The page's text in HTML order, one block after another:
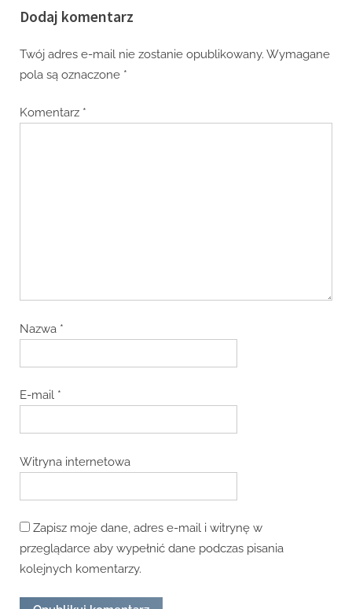
Dodaj komentarz
Twój adres e-mail nie zostanie opublikowany. Wymagane
pola są oznaczone *
Komentarz *
Nazwa *
E-mail *
Witryna internetowa
Zapisz moje dane, adres e-mail i witrynę w
przeglądarce aby wypełnić dane podczas pisania
kolejnych komentarzy.